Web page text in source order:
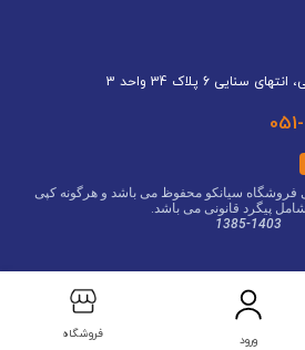
ورود فروشگاه
6 پلاک 34 واحد 3
051-
فروشگاه سیانکو محفوظ می باشد و هرگونه کپی
پیگرد قانونی می باشد.
1385-1403